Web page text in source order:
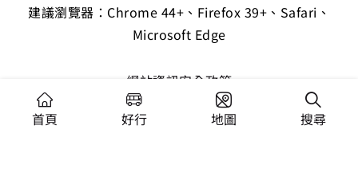
首頁 好行 地圖 搜尋
建議瀏覽器：Chrome 44+、Firefox 39+、Safari、
Microsoft Edge
網站資訊安全政策
隱私權保護政策